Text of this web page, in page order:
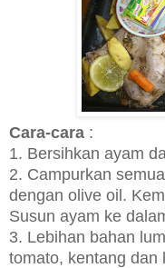
Cara-cara :
1. Bersihkan ayam
2. Campurkan
dengan olive oil.
Susun ayam ke
3. Lebihan bahan
tomato, kentang dan